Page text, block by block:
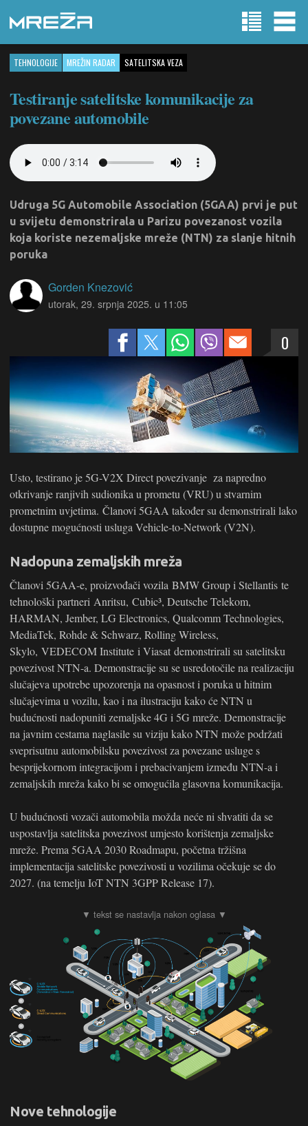
TEHNOLOGIJE MREŽIN RADAR SATELITSKA VEZA
Testiranje satelitske komunikacije za
povezane automobile
Udruga 5G Automobile Association (5GAA) prvi je put
u svijetu demonstrirala u Parizu povezanost vozila
koja koriste nezemaljske mreže (NTN) za slanje hitnih
poruka
Gorden Knezović
utorak, 29. srpnja 2025. u 11:05
0
Usto, testirano je 5G-V2X Direct povezivanje za napredno
otkrivanje ranjivih sudionika u prometu (VRU) u stvarnim
prometnim uvjetima. Članovi 5GAA također su demonstrirali lako
dostupne mogućnosti usluga Vehicle-to-Network (V2N).
Nadopuna zemaljskih mreža
Članovi 5GAA-e, proizvođači vozila BMW Group i Stellantis te
tehnološki partneri Anritsu, Cubic³, Deutsche Telekom,
HARMAN, Jember, LG Electronics, Qualcomm Technologies,
MediaTek, Rohde & Schwarz, Rolling Wireless,
Skylo, VEDECOM Institute i Viasat demonstrirali su satelitsku
povezivost NTN-a. Demonstracije su se usredotočile na realizaciju
slučajeva upotrebe upozorenja na opasnost i poruka u hitnim
slučajevima u vozilu, kao i na ilustraciju kako će NTN u
budućnosti nadopuniti zemaljske 4G i 5G mreže. Demonstracije
na javnim cestama naglasile su viziju kako NTN može podržati
sveprisutnu automobilsku povezivost za povezane usluge s
besprijekornom integracijom i prebacivanjem između NTN-a i
zemaljskih mreža kako bi se omogućila glasovna komunikacija.
U budućnosti vozači automobila možda neće ni shvatiti da se
uspostavlja satelitska povezivost umjesto korištenja zemaljske
mreže. Prema 5GAA 2030 Roadmapu, početna tržišna
implementacija satelitske povezivosti u vozilima očekuje se do
2027. (na temelju IoT NTN 3GPP Release 17).
Nove tehnologije